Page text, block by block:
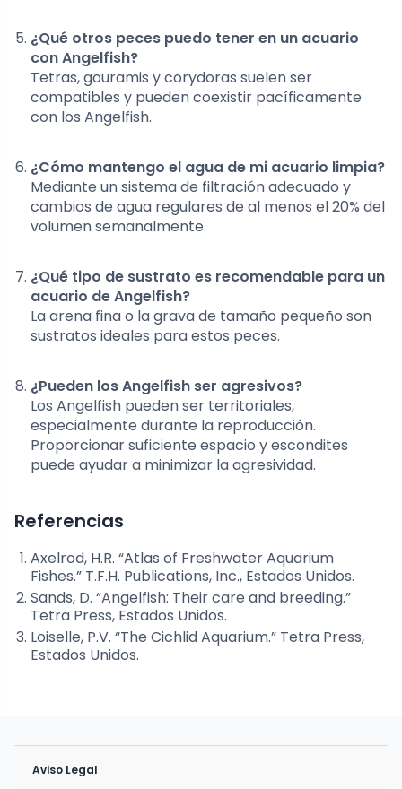
¿Qué otros peces puedo tener en un acuario
con Angelfish?
Tetras, gouramis y corydoras suelen ser
compatibles y pueden coexistir pacíficamente
con los Angelfish.
¿Cómo mantengo el agua de mi acuario limpia?
Mediante un sistema de filtración adecuado y
cambios de agua regulares de al menos el 20% del
volumen semanalmente.
¿Qué tipo de sustrato es recomendable para un
acuario de Angelfish?
La arena fina o la grava de tamaño pequeño son
sustratos ideales para estos peces.
¿Pueden los Angelfish ser agresivos?
Los Angelfish pueden ser territoriales,
especialmente durante la reproducción.
Proporcionar suficiente espacio y escondites
puede ayudar a minimizar la agresividad.
Referencias
Axelrod, H.R. “Atlas of Freshwater Aquarium
Fishes.” T.F.H. Publications, Inc., Estados Unidos.
Sands, D. “Angelfish: Their care and breeding.”
Tetra Press, Estados Unidos.
Loiselle, P.V. “The Cichlid Aquarium.” Tetra Press,
Estados Unidos.
Aviso Legal